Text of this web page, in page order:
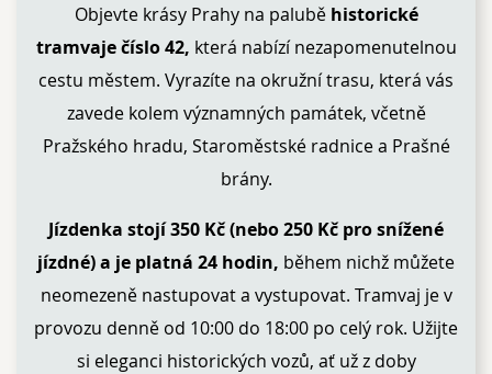
Objevte krásy Prahy na palubě historické
tramvaje číslo 42, která nabízí nezapomenutelnou
cestu městem. Vyrazíte na okružní trasu, která vás
zavede kolem významných památek, včetně
Pražského hradu, Staroměstské radnice a Prašné
brány.
Jízdenka stojí 350 Kč (nebo 250 Kč pro snížené
jízdné) a je platná 24 hodin, během nichž můžete
neomezeně nastupovat a vystupovat. Tramvaj je v
provozu denně od 10:00 do 18:00 po celý rok. Užijte
si eleganci historických vozů, ať už z doby